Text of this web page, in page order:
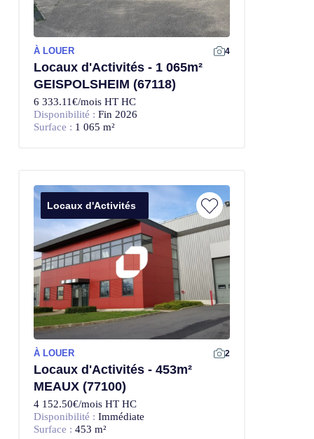
À LOUER 4
Locaux d'Activités - 1 065m²
GEISPOLSHEIM (67118)
6 333.11€/mois HT HC
Disponibilité : Fin 2026
Surface : 1 065 m²
Locaux d'Activités
À LOUER 2
Locaux d'Activités - 453m²
MEAUX (77100)
4 152.50€/mois HT HC
Disponibilité : Immédiate
Surface : 453 m²